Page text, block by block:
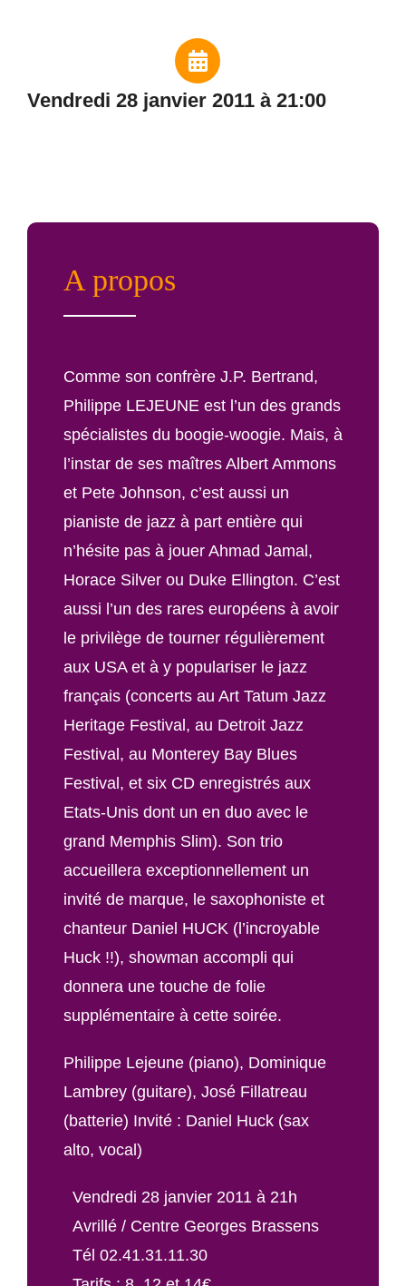
vendredi 28 janvier 2011 à 21:00
A propos
Comme son confrère J.P. Bertrand,
Philippe LEJEUNE est l’un des grands
spécialistes du boogie-woogie. Mais, à
l’instar de ses maîtres Albert Ammons
et Pete Johnson, c’est aussi un
pianiste de jazz à part entière qui
n’hésite pas à jouer Ahmad Jamal,
Horace Silver ou Duke Ellington. C’est
aussi l’un des rares européens à avoir
le privilège de tourner régulièrement
aux USA et à y populariser le jazz
français (concerts au Art Tatum Jazz
Heritage Festival, au Detroit Jazz
Festival, au Monterey Bay Blues
Festival, et six CD enregistrés aux
Etats-Unis dont un en duo avec le
grand Memphis Slim). Son trio
accueillera exceptionnellement un
invité de marque, le saxophoniste et
chanteur Daniel HUCK (l’incroyable
Huck !!), showman accompli qui
donnera une touche de folie
supplémentaire à cette soirée.
Philippe Lejeune (piano), Dominique
Lambrey (guitare), José Fillatreau
(batterie) Invité : Daniel Huck (sax
alto, vocal)
Vendredi 28 janvier 2011 à 21h
Avrillé / Centre Georges Brassens
Tél 02.41.31.11.30